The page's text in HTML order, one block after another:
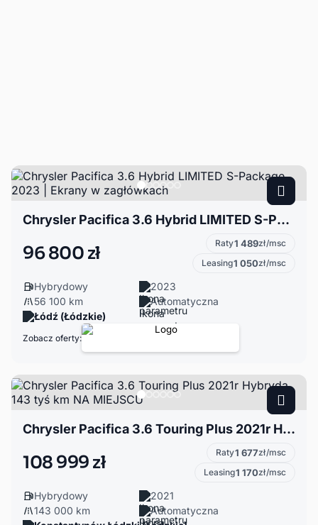
Chrysler Pacifica 3.6 Hybrid LIMITED S-Package 2023 | Ekrany w zagłówkach
96 800 zł Raty1 489zł/msc
Leasing1 050zł/msc
Hybrydowy
2023
56 100 km
Automatyczna
Łódź (Łódzkie)
Zobacz oferty:
Chrysler Pacifica 3.6 Touring Plus 2021r Hybryda 143 tyś km NA MIEJSCU
108 999 zł Raty1 677zł/msc
Leasing1 170zł/msc
Hybrydowy
2021
143 000 km
Automatyczna